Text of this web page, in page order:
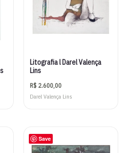
Litografia l Darel Valença
Lins
R$ 2.600,00
Darel Valença Lins
Save